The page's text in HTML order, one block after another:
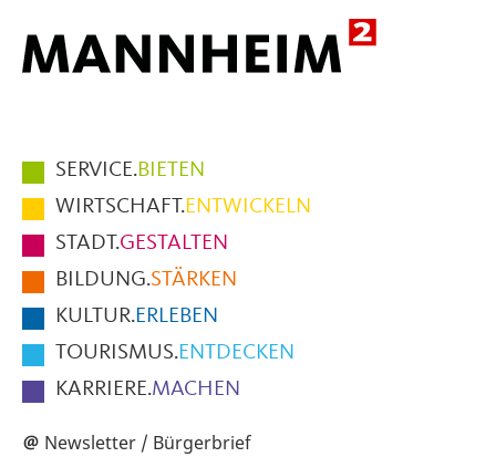
Hauptmenüpunkte
im
Fußbereich
der
Seite
SERVICE.BIETEN
WIRTSCHAFT.ENTWICKELN
STADT.GESTALTEN
BILDUNG.STÄRKEN
KULTUR.ERLEBEN
TOURISMUS.ENTDECKEN
KARRIERE.MACHEN
Newsletter / Bürgerbrief